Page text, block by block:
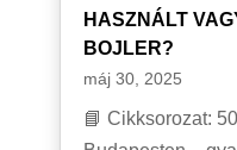
HASZNÁLT
BOJLER?
máj 30, 2025
📘 Cikksorozat: